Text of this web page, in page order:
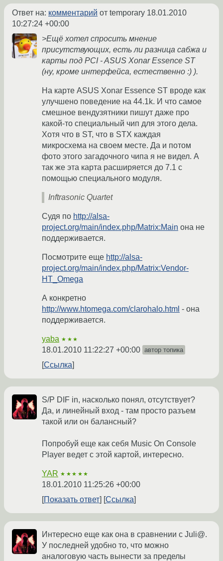
Ответ на: комментарий от temporary 18.01.2010
10:27:24 +00:00
>Ещё хотел спросить мнение
присутствующих, есть ли разница сабжа и
карты под PCI - ASUS Xonar Essence ST
(ну, кроме интерфейса, естественно :) ).
На карте ASUS Xonar Essence ST вроде как
улучшено поведение на 44.1k. И что самое
смешное вендузятники пишут даже про
какой-то специальный чип для этого дела.
Хотя что в ST, что в STX каждая
микросхема на своем месте. Да и потом
фото этого загадочного чипа я не видел. А
так же эта карта расширяется до 7.1 с
помощью специального модуля.
Inftrasonic Quartet
Судя по http://alsa-
project.org/main/index.php/Matrix:Main она не
поддерживается.
Посмотрите еще http://alsa-
project.org/main/index.php/Matrix:Vendor-
HT_Omega
А конкретно
http://www.htomega.com/clarohalo.html - она
поддерживается.
yaba ★★★
18.01.2010 11:22:27 +00:00 автор топика
Ссылка
S/P DIF in, насколько понял, отсутствует?
Да, и линейный вход - там просто разъем
такой или он балансный?
Попробуй еще как себя Music On Console
Player ведет с этой картой, интересно.
YAR ★★★★★
18.01.2010 11:25:26 +00:00
Показать ответ
Ссылка
Интересно еще как она в сравнении с Juli@.
У последней удобно то, что можно
аналоговую часть вынести за пределы